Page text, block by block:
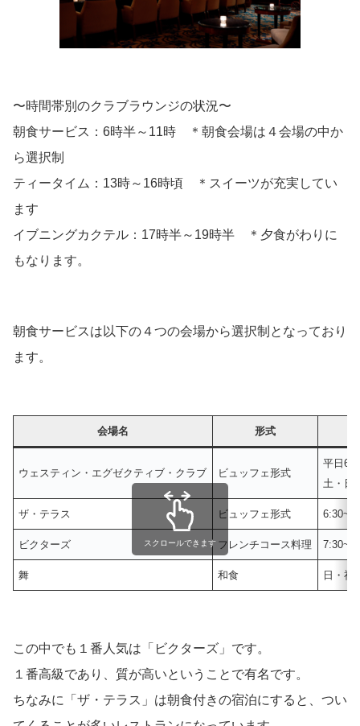
〜時間帯別のクラブラウンジの状況〜
朝食サービス：6時半～11時 ＊朝食会場は４会場の中か
ら選択制
ティータイム：13時～16時頃 ＊スイーツが充実してい
ます
イブニングカクテル：17時半～19時半 ＊夕食がわりに
もなります。
朝食サービスは以下の４つの会場から選択制となっており
ます。
会場名 形式
ウェスティン・エグゼクティブ・クラブ ビュッフェ形式
平日
土・日
ザ・テラス ビュッフェ形式
ビクターズ フレンチコース料理
舞 和食 日・祝
スクロールできます
この中でも１番人気は「ビクターズ」です。
１番高級であり、質が高いということで有名です。
ちなみに「ザ・テラス」は朝食付きの宿泊にすると、つい